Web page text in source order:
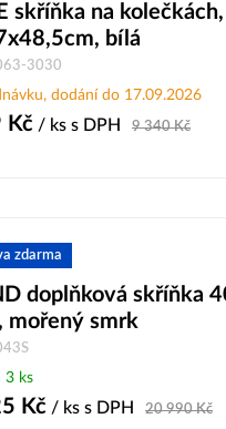
skříňka na
bílá
3030
dodání do 17.09.2026
Kč / ks s DPH 9 340Kč
zdarma
doplňková skříňka
mořený smrk
3 ks
Kč / ks s DPH 20 990Kč